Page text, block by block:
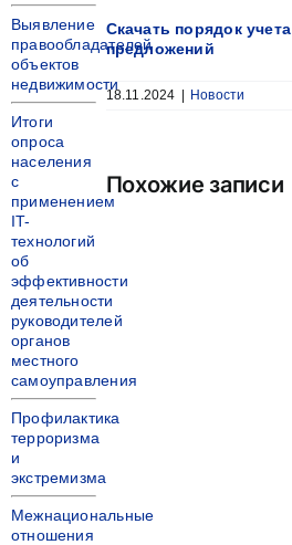
Скачать порядок учета
предложений
18.11.2024 Новости
Похожие записи
Выявление
правообладателей
объектов
недвижимости
Итоги
опроса
населения
с
применением
IT-
технологий
об
эффективности
деятельности
руководителей
органов
местного
самоуправления
Профилактика
терроризма
и
экстремизма
Межнациональные
отношения